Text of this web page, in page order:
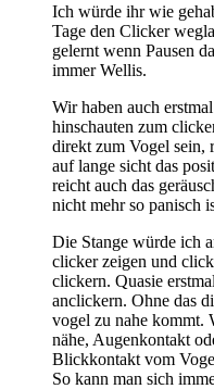
Ich würde ihr wie
Tage den Clicker
gelernt wenn Pausen
immer Wellis.
Wir haben auch
hinschauten zum
direkt zum Vogel sein,
auf lange sicht das
reicht auch das
nicht mehr so panisch
Die Stange würde ich
clicker zeigen und
clickern. Quasie
anclickern. Ohne das
vogel zu nahe kommt.
nähe, Augenkontakt
Blickkontakt vom
So kann man sich